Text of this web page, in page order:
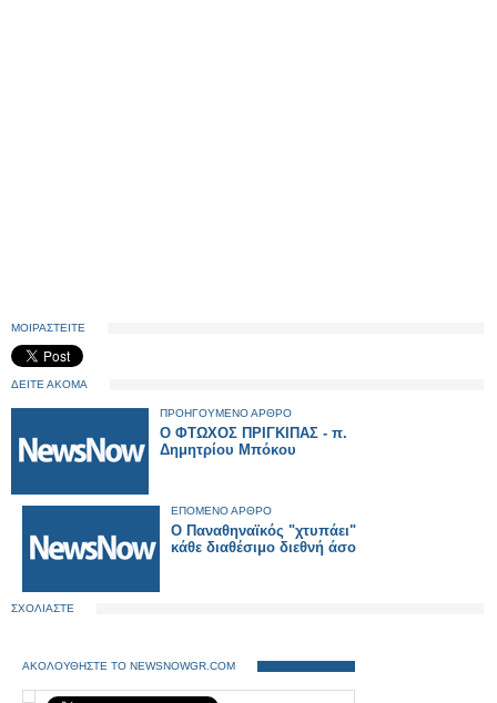
ΜΟΙΡΑΣΤΕΙΤΕ
ΔΕΙΤΕ ΑΚΟΜΑ
ΠΡΟΗΓΟΥΜΕΝΟ ΑΡΘΡΟ
Ο ΦΤΩΧΟΣ ΠΡΙΓΚΙΠΑΣ - π.
Δημητρίου Μπόκου
ΕΠΟΜΕΝΟ ΑΡΘΡΟ
Ο Παναθηναϊκός "χτυπάει"
κάθε διαθέσιμο διεθνή άσο
ΣΧΟΛΙΑΣΤΕ
ΑΚΟΛΟΥΘΗΣΤΕ ΤΟ NEWSNOWGR.COM